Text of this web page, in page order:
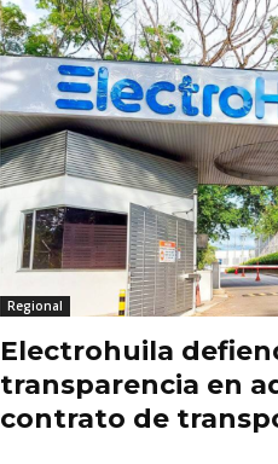
Regional
Electrohuila
transparencia en
contrato de